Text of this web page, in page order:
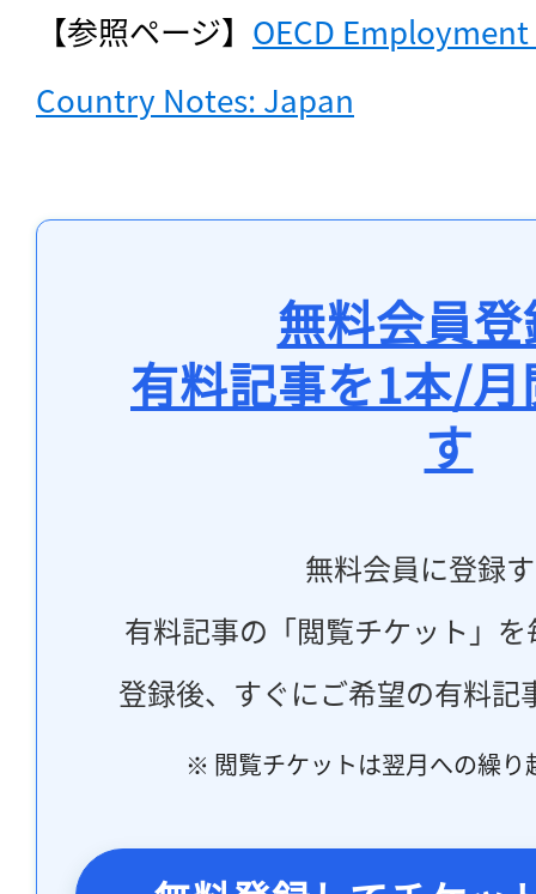
【参照ページ】 OECD
Country Notes: Japan
無料会員
有料記事を1本/
す
無料会員に登録
有料記事の「閲覧チケット」
登録後、すぐにご希望の有料記
※ 閲覧チケットは翌月への繰り